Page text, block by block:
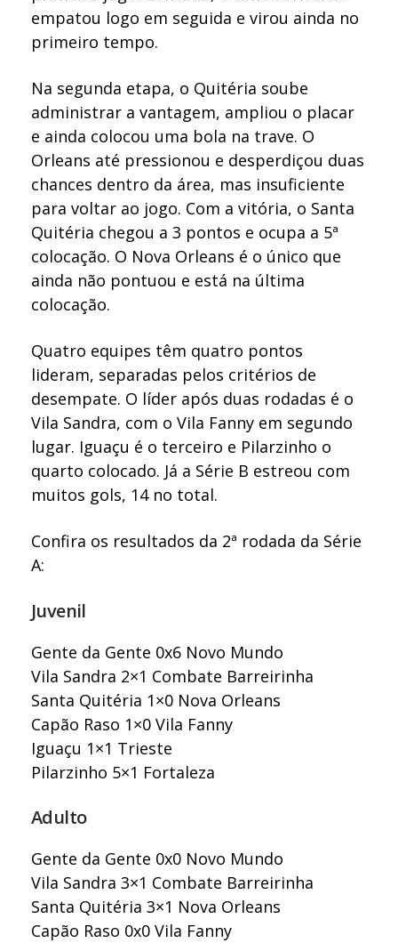
empatou logo em seguida e virou ainda no
primeiro tempo.
Na segunda etapa, o Quitéria soube
administrar a vantagem, ampliou o placar
e ainda colocou uma bola na trave. O
Orleans até pressionou e desperdiçou duas
chances dentro da área, mas insuficiente
para voltar ao jogo. Com a vitória, o Santa
Quitéria chegou a 3 pontos e ocupa a 5ª
colocação. O Nova Orleans é o único que
ainda não pontuou e está na última
colocação.
Quatro equipes têm quatro pontos
lideram, separadas pelos critérios de
desempate. O líder após duas rodadas é o
Vila Sandra, com o Vila Fanny em segundo
lugar. Iguaçu é o terceiro e Pilarzinho o
quarto colocado. Já a Série B estreou com
muitos gols, 14 no total.
Confira os resultados da 2ª rodada da Série
A:
Juvenil
Gente da Gente 0x6 Novo Mundo
Vila Sandra 2×1 Combate Barreirinha
Santa Quitéria 1×0 Nova Orleans
Capão Raso 1×0 Vila Fanny
Iguaçu 1×1 Trieste
Pilarzinho 5×1 Fortaleza
Adulto
Gente da Gente 0x0 Novo Mundo
Vila Sandra 3×1 Combate Barreirinha
Santa Quitéria 3×1 Nova Orleans
Capão Raso 0x0 Vila Fanny